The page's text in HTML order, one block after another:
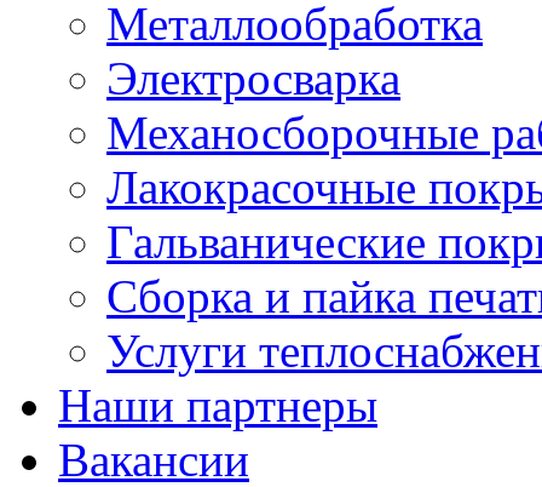
Металлообработка
Электросварка
Механосборочные
Лакокрасочные
Гальванические
Сборка и пайка
Услуги
Наши партнеры
Вакансии